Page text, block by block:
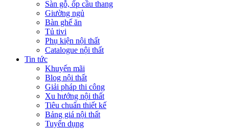
Sàn gỗ, ốp cầu thang
Giường ngủ
Bàn ghế ăn
Tủ tivi
Phụ kiện nội thất
Catalogue nội thất
Tin tức
Khuyến mãi
Blog nội thất
Giải pháp thi công
Xu hướng nội thất
Tiêu chuẩn thiết kế
Bảng giá nội thất
Tuyển dụng